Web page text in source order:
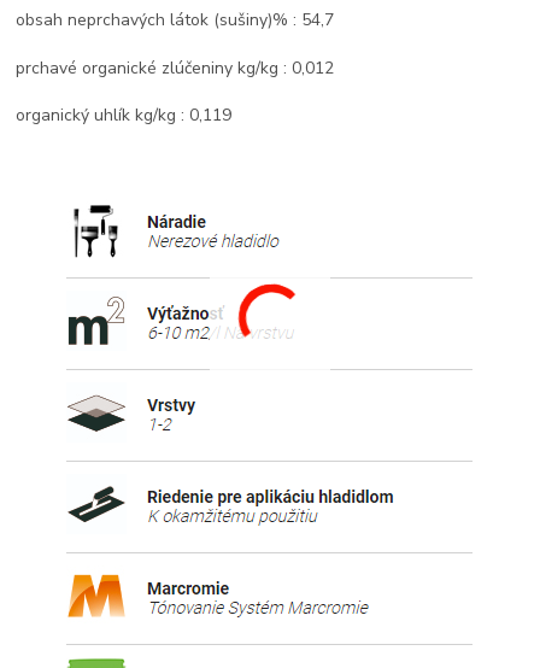
obsah neprchavých látok (sušiny)% : 54,7
prchavé organické zlúčeniny kg/kg : 0,012
organický uhlík kg/kg : 0,119